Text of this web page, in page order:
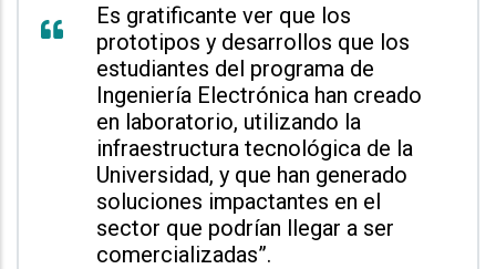
Es gratificante ver que los
prototipos y desarrollos que los
estudiantes del programa de
Ingeniería Electrónica han creado
en laboratorio, utilizando la
infraestructura tecnológica de la
Universidad, y que han generado
soluciones impactantes en el
sector que podrían llegar a ser
comercializadas”.